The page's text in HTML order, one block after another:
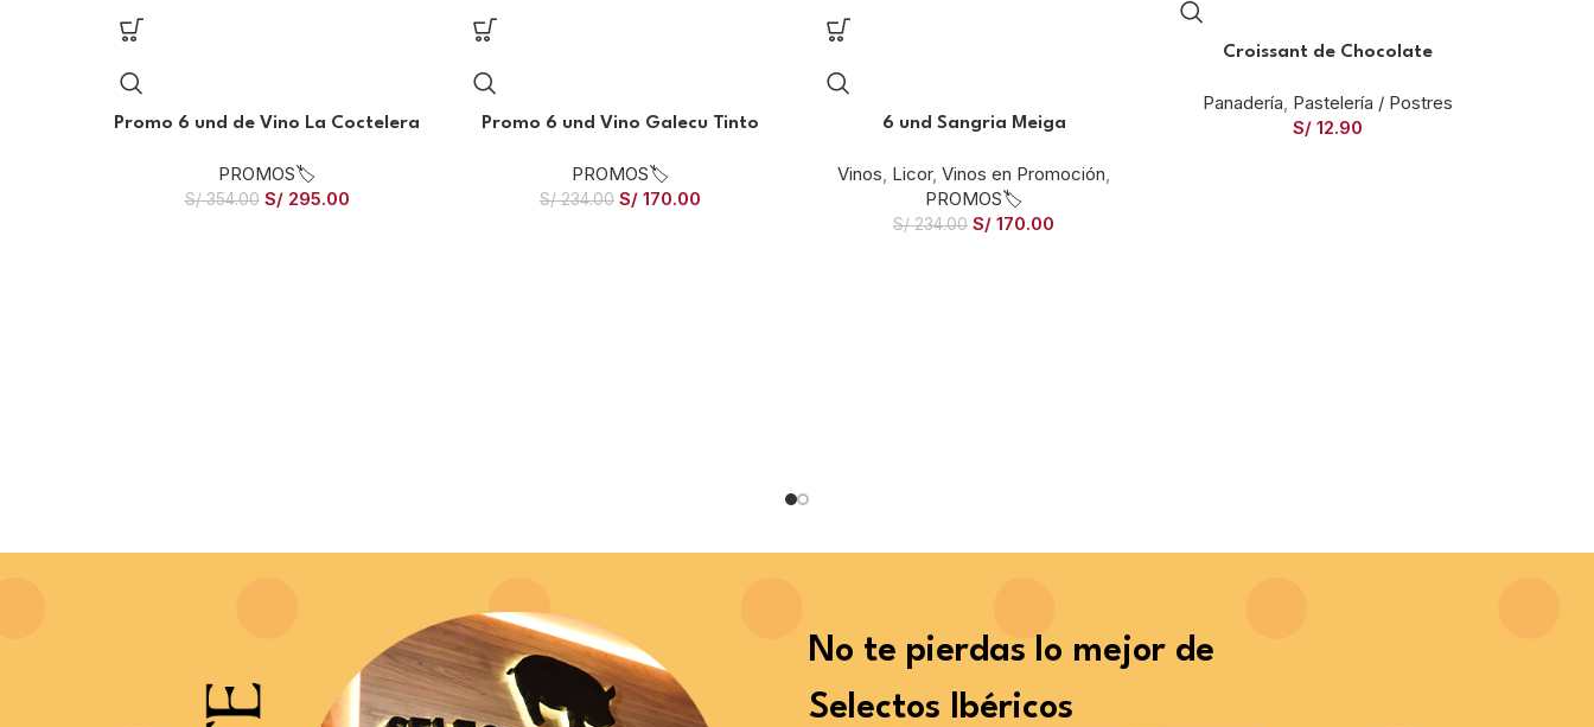
Promo 6 und de Vino La Coctelera
PROMOS🏷️
S/354.00 S/295.00
Promo 6 und Vino Galecu Tinto
PROMOS🏷️
S/234.00 S/ 170.00
6 und Sangria Meiga
Vinos Licor, Vinos en Promoción
PROMOS🏷️
S/234.00 S/ 170.00
Croissant de Chocolate
Panadería Pastelería / Postres
S/12.90
No te pierdas lo mejor de
Selectos Ibéricos